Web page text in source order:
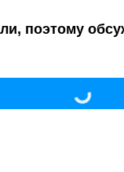
поэтому